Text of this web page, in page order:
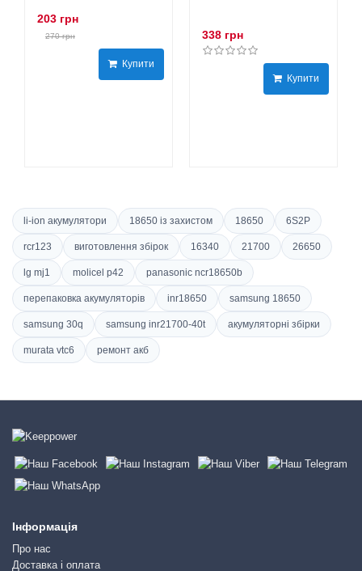
203 грн
270 грн
Купити
338 грн
Купити
li-ion акумулятори 18650 із захистом 18650 6S2P
rcr123 виготовлення збірок 16340 21700 26650
lg mj1 molicel p42 panasonic ncr18650b
перепаковка акумуляторів inr18650 samsung 18650
samsung 30q samsung inr21700-40t акумуляторні збірки
murata vtc6 ремонт акб
Інформація
Про нас
Доставка і оплата